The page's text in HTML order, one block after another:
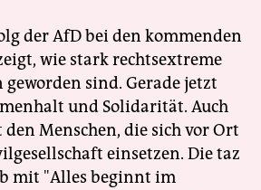
der AfD bei den kommenden
wie stark rechtsextreme
sind. Gerade jetzt
und Solidarität. Auch
Menschen, die sich vor Ort
einsetzen. Die taz
mit "Alles beginnt im